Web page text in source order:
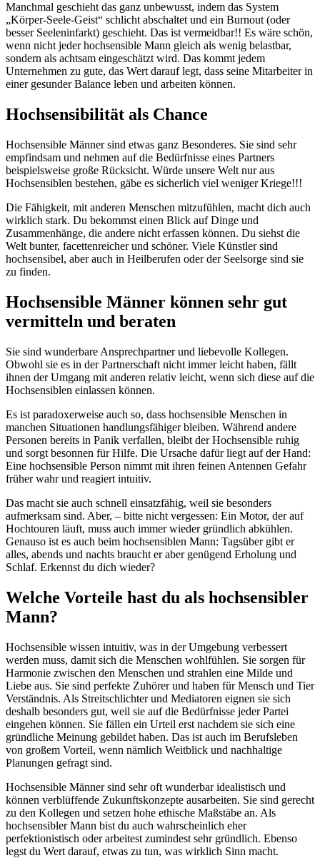
Manchmal geschieht das ganz unbewusst, indem das System
„Körper-Seele-Geist“ schlicht abschaltet und ein Burnout (oder
besser Seeleninfarkt) geschieht. Das ist vermeidbar!! Es wäre schön,
wenn nicht jeder hochsensible Mann gleich als wenig belastbar,
sondern als achtsam eingeschätzt wird. Das kommt jedem
Unternehmen zu gute, das Wert darauf legt, dass seine Mitarbeiter in
einer gesunder Balance leben und arbeiten können.
Hochsensibilität als Chance
Hochsensible Männer sind etwas ganz Besonderes. Sie sind sehr
empfindsam und nehmen auf die Bedürfnisse eines Partners
beispielsweise große Rücksicht. Würde unsere Welt nur aus
Hochsensiblen bestehen, gäbe es sicherlich viel weniger Kriege!!!
Die Fähigkeit, mit anderen Menschen mitzufühlen, macht dich auch
wirklich stark. Du bekommst einen Blick auf Dinge und
Zusammenhänge, die andere nicht erfassen können. Du siehst die
Welt bunter, facettenreicher und schöner. Viele Künstler sind
hochsensibel, aber auch in Heilberufen oder der Seelsorge sind sie
zu finden.
Hochsensible Männer können sehr gut
vermitteln und beraten
Sie sind wunderbare Ansprechpartner und liebevolle Kollegen.
Obwohl sie es in der Partnerschaft nicht immer leicht haben, fällt
ihnen der Umgang mit anderen relativ leicht, wenn sich diese auf die
Hochsensiblen einlassen können.
Es ist paradoxerweise auch so, dass hochsensible Menschen in
manchen Situationen handlungsfähiger bleiben. Während andere
Personen bereits in Panik verfallen, bleibt der Hochsensible ruhig
und sorgt besonnen für Hilfe. Die Ursache dafür liegt auf der Hand:
Eine hochsensible Person nimmt mit ihren feinen Antennen Gefahr
früher wahr und reagiert intuitiv.
Das macht sie auch schnell einsatzfähig, weil sie besonders
aufmerksam sind. Aber, – bitte nicht vergessen: Ein Motor, der auf
Hochtouren läuft, muss auch immer wieder gründlich abkühlen.
Genauso ist es auch beim hochsensiblen Mann: Tagsüber gibt er
alles, abends und nachts braucht er aber genügend Erholung und
Schlaf. Erkennst du dich wieder?
Welche Vorteile hast du als hochsensibler
Mann?
Hochsensible wissen intuitiv, was in der Umgebung verbessert
werden muss, damit sich die Menschen wohlfühlen. Sie sorgen für
Harmonie zwischen den Menschen und strahlen eine Milde und
Liebe aus. Sie sind perfekte Zuhörer und haben für Mensch und Tier
Verständnis. Als Streitschlichter und Mediatoren eignen sie sich
deshalb besonders gut, weil sie auf die Bedürfnisse jeder Partei
eingehen können. Sie fällen ein Urteil erst nachdem sie sich eine
gründliche Meinung gebildet haben. Das ist auch im Berufsleben
von großem Vorteil, wenn nämlich Weitblick und nachhaltige
Planungen gefragt sind.
Hochsensible Männer sind sehr oft wunderbar idealistisch und
können verblüffende Zukunftskonzepte ausarbeiten. Sie sind gerecht
zu den Kollegen und setzen hohe ethische Maßstäbe an. Als
hochsensibler Mann bist du auch wahrscheinlich eher
perfektionistisch oder arbeitest zumindest sehr gründlich. Ebenso
legst du Wert darauf, etwas zu tun, was wirklich Sinn macht.